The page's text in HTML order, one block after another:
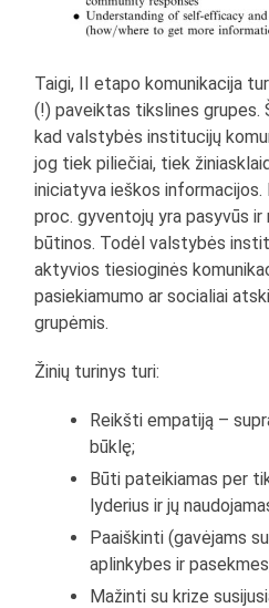
Taigi, II etapo komunikacija
(!) paveiktas tikslines grupes.
kad valstybės institucijų
jog tiek piliečiai, tiek
iniciatyva ieškos informacijos.
proc. gyventojų yra pasyvūs ir
būtinos. Todėl valstybės
aktyvios tiesioginės
pasiekiamumo ar socialiai
grupėmis.
Žinių turinys turi:
Reikšti empatiją –
būklę;
Būti pateikiamas per
lyderius ir jų
Paaiškinti (gavėjams
aplinkybes ir
Mažinti su krize